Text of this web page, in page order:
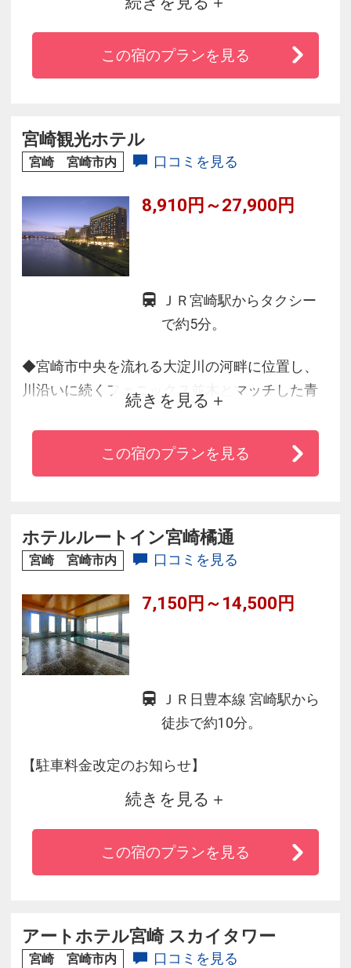
ウナや準天然光明石温泉の大浴場が人気「マリ
ノーヴァ」（男性専用）で日々の疲れを癒し、
日本ベット社製の「ポケットコイルスプリング
この宿のプランを見る
宮崎観光ホテル
宮崎 宮崎市内 口コミを見る
8,910円～27,900円
ＪＲ宮崎駅からタクシー
で約5分。
◆宮崎市中央を流れる大淀川の河畔に位置し、
川沿いに続くフェニックス並木とマッチした青
磁色の外観が目印のホテル！
◆客室から見える雄大な川の流れ、四季それぞ
れ植えられる花壇の花々、フェニックス並木は
すめです。
続きを見る
この宿のプランを見る
ホテルルートイン宮崎橘通
宮崎 宮崎市内 口コミを見る
7,150円～14,500円
ＪＲ日豊本線 宮崎駅から
徒歩で約10分。
【駐車料金改定のお知らせ】
ホテル駐車場料金
〔旧料金〕 1台1泊 500円（税込）
■改定実施日
2026年4月1日（水）新規ご宿泊分より
続きを見る
この宿のプランを見る
アートホテル宮崎 スカイタワー
宮崎 宮崎市内 口コミを見る